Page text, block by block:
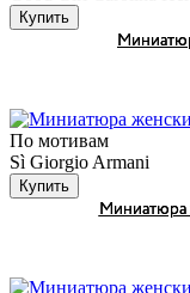
Купить
По мотивам
Sì Giorgio Armani
Купить
Миниатюра